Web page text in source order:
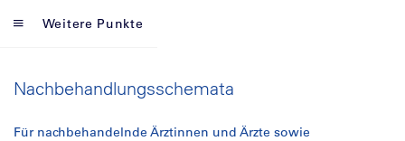
Weitere Punkte
Nachbehandlungsschemata
Für nachbehandelnde Ärztinnen und Ärzte sowie